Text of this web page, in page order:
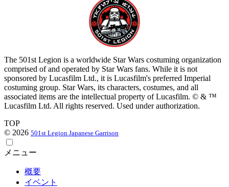
The 501st Legion is a worldwide Star Wars costuming organization
comprised of and operated by Star Wars fans. While it is not
sponsored by Lucasfilm Ltd., it is Lucasfilm's preferred Imperial
costuming group. Star Wars, its characters, costumes, and all
associated items are the intellectual property of Lucasfilm. © & ™
Lucasfilm Ltd. All rights reserved. Used under authorization.
TOP
© 2026 501st Legion Japanese Garrison
メニュー
概要
イベント